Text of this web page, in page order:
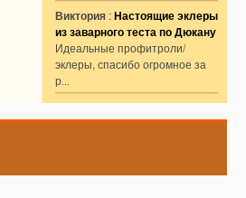
Виктория :Настоящие эклеры
из заварного теста по Дюкану
Идеальные профитроли/
эклеры, спасибо огромное за
р...